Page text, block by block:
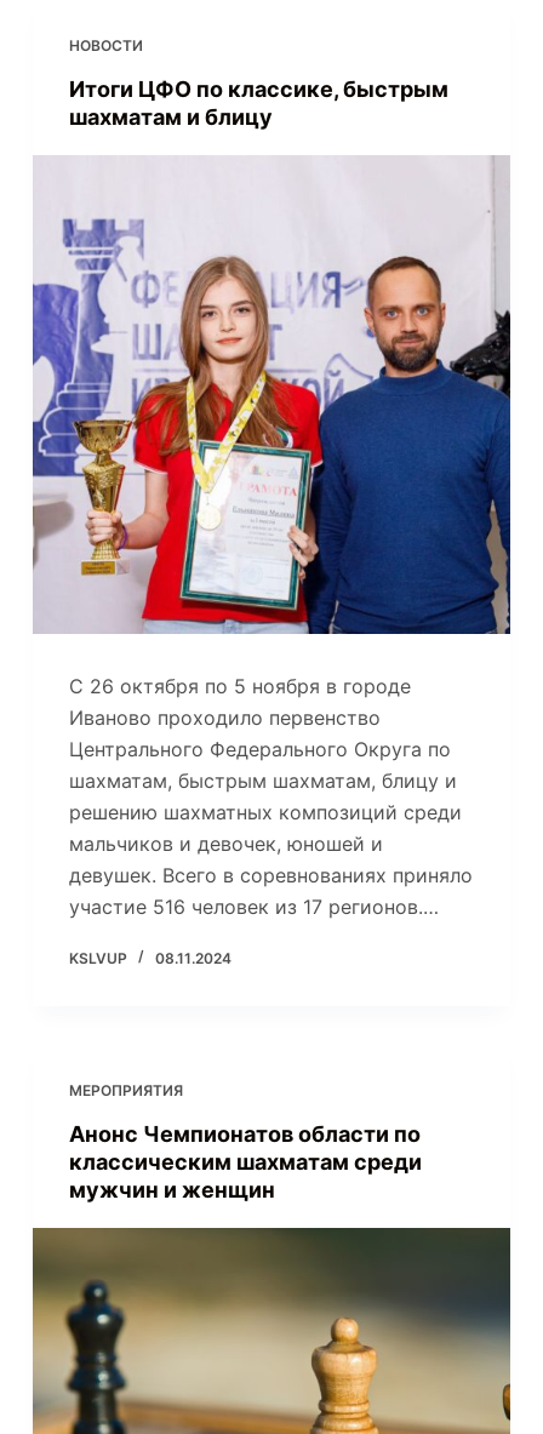
НОВОСТИ
Итоги ЦФО по классике, быстрым
шахматам и блицу
С 26 октября по 5 ноября в городе
Иваново проходило первенство
Центрального Федерального Округа по
шахматам, быстрым шахматам, блицу и
решению шахматных композиций среди
мальчиков и девочек, юношей и
девушек. Всего в соревнованиях приняло
участие 516 человек из 17 регионов.…
KSLVUP 08.11.2024
МЕРОПРИЯТИЯ
Анонс Чемпионатов области по
классическим шахматам среди
мужчин и женщин